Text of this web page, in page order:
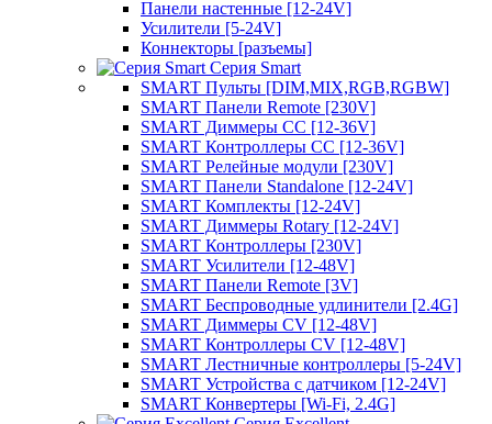
Панели настенные [12-24V]
Усилители [5-24V]
Коннекторы [разъемы]
Серия Smart
SMART Пульты [DIM,MIX,RGB,RGBW]
SMART Панели Remote [230V]
SMART Диммеры CC [12-36V]
SMART Контроллеры CC [12-36V]
SMART Релейные модули [230V]
SMART Панели Standalone [12-24V]
SMART Комплекты [12-24V]
SMART Диммеры Rotary [12-24V]
SMART Контроллеры [230V]
SMART Усилители [12-48V]
SMART Панели Remote [3V]
SMART Беспроводные удлинители [2.4G]
SMART Диммеры CV [12-48V]
SMART Контроллеры CV [12-48V]
SMART Лестничные контроллеры [5-24V]
SMART Устройства с датчиком [12-24V]
SMART Конвертеры [Wi-Fi, 2.4G]